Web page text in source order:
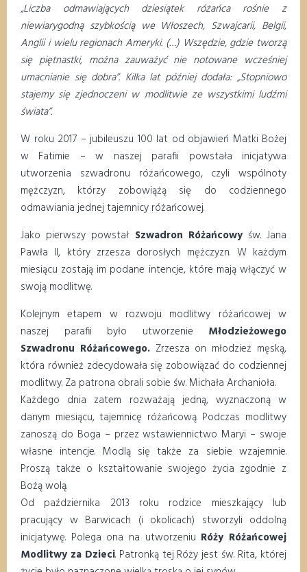
„Liczba odmawiających dziesiątek różańca rośnie z
niewiarygodną szybkością we Włoszech, Szwajcarii, Belgii,
Anglii i wielu regionach Ameryki. (…) Wszędzie, gdzie tworzą
się piętnastki, można zauważyć nie notowane wcześniej
umacnianie się dobra”. Kilka lat później dodała: „Stopniowo
stajemy się zjednoczeni w modlitwie ze wszystkimi ludźmi
świata”.
W roku 2017 – jubileuszu 100 lat od objawień Matki Bożej
w Fatimie – w naszej parafii powstała inicjatywa
utworzenia szwadronu różańcowego, czyli wspólnoty
mężczyzn, którzy zobowiążą się do codziennego
odmawiania jednej tajemnicy różańcowej.
Jako pierwszy powstał Szwadron Różańcowyśw. Jana
Pawła II, który zrzesza dorosłych mężczyzn. W każdym
miesiącu zostają im podane intencje, które mają włączyć w
swoją modlitwę.
Kolejnym etapem w rozwoju modlitwy różańcowej w
naszej parafii było utworzenie Młodzieżowego
Szwadronu Różańcowego.Zrzesza on młodzież męską,
która również zdecydowała się zobowiązać do codziennej
modlitwy. Za patrona obrali sobie św. Michała Archanioła.
Każdego dnia zatem rozważają jedną, wyznaczoną w
danym miesiącu, tajemnicę różańcową. Podczas modlitwy
zanoszą do Boga – przez wstawiennictwo Maryi – swoje
własne intencje. Modlą się także za siebie wzajemnie.
Proszą także o kształtowanie swojego życia zgodnie z
Bożą wolą.
Od października 2013 roku rodzice mieszkający lub
pracujący w Barwicach (i okolicach) stworzyli oddolną
inicjatywę. Polega ona na utworzeniu Róży Różańcowej
Modlitwy za Dzieci. Patronką tej Róży jest św. Rita, której